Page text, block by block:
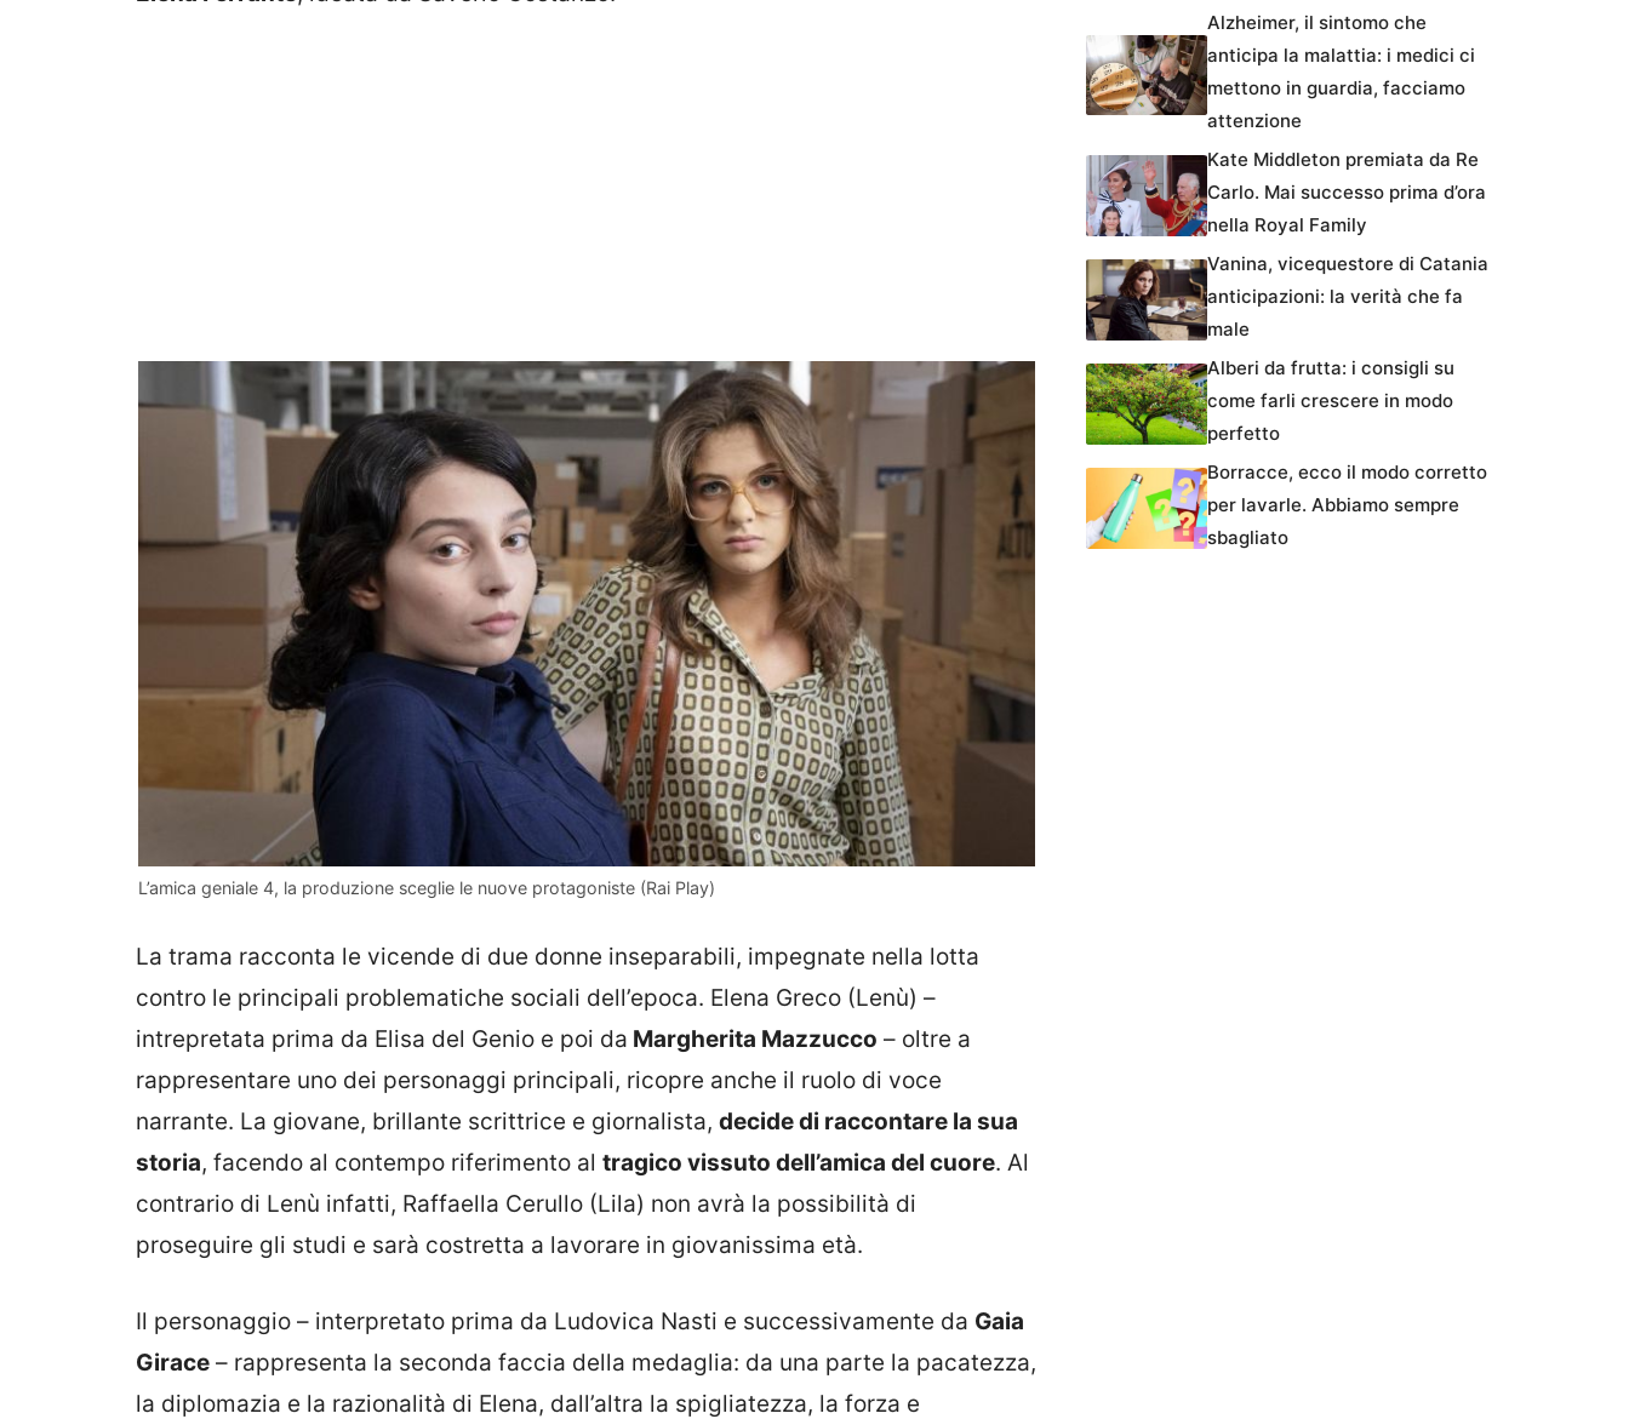
L’amica geniale 4, la produzione sceglie le nuove protagoniste (Rai Play)
La trama racconta le vicende di due donne inseparabili, impegnate nella lotta
contro le principali problematiche sociali dell’epoca. Elena Greco (Lenù) –
intrepretata prima da Elisa del Genio e poi da Margherita Mazzucco – oltre a
rappresentare uno dei personaggi principali, ricopre anche il ruolo di voce
narrante. La giovane, brillante scrittrice e giornalista, decide di raccontare la sua
storia, facendo al contempo riferimento al tragico vissuto dell’amica del cuore. Al
contrario di Lenù infatti, Raffaella Cerullo (Lila) non avrà la possibilità di
proseguire gli studi e sarà costretta a lavorare in giovanissima età.
Il personaggio – interpretato prima da Ludovica Nasti e successivamente da Gaia
Girace – rappresenta la seconda faccia della medaglia: da una parte la pacatezza,
la diplomazia e la razionalità di Elena, dall’altra la spigliatezza, la forza e
Alzheimer, il sintomo che
anticipa la malattia: i medici ci
mettono in guardia, facciamo
attenzione
Kate Middleton premiata da Re
Carlo. Mai successo prima d’ora
nella Royal Family
Vanina, vicequestore di Catania
anticipazioni: la verità che fa
male
Alberi da frutta: i consigli su
come farli crescere in modo
perfetto
Borracce, ecco il modo corretto
per lavarle. Abbiamo sempre
sbagliato